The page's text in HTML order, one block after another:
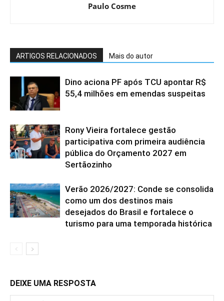
Paulo Cosme
ARTIGOS RELACIONADOS Mais do autor
Dino aciona PF após TCU apontar R$
55,4 milhões em emendas suspeitas
Rony Vieira fortalece gestão
participativa com primeira audiência
pública do Orçamento 2027 em
Sertãozinho
Verão 2026/2027: Conde se consolida
como um dos destinos mais
desejados do Brasil e fortalece o
turismo para uma temporada histórica
DEIXE UMA RESPOSTA